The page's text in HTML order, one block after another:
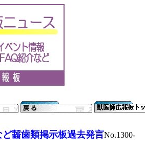
齧歯類掲示板過去発言No.1300-